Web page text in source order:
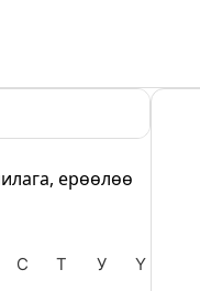
ерөөлөө
С Т У Ү